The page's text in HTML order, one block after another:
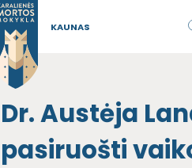
KAUNAS
Dr. Austėja
pasiruošti